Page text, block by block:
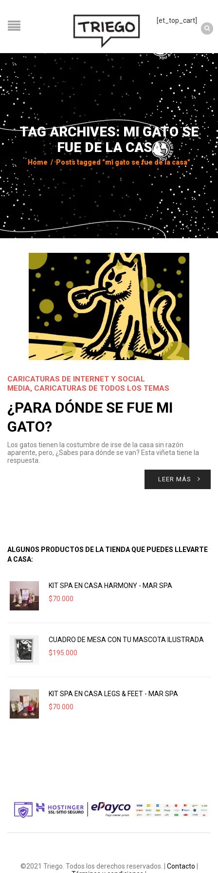
[et_top_cart]
TAG ARCHIVES: MI GATO SE
FUE DE LA CASA
Home / Posts tagged "mi gato se fue de la casa"
CARICATURAS DE INTERNET Y SOCIAL
MEDIA, CARICATURAS DE TODOS LOS TEMAS
¿PARA DÓNDE SE FUE MI
GATO?
Los gatos tienen la costumbre de irse de la casa sin razón
aparente, pero, ¿Sabes para dónde se van? Esta viñeta tiene la
respuesta.
LEER MÁS
ALGUNOS PRODUCTOS DE LA TIENDA QUE PUEDES LLEVARTE
A CASA:
KIT SPA EN CASA HARMONY - MAR SPA
$70.000
CUADRO DE MESA CON TU MASCOTA ILUSTRADA
$195.000
KIT SPA EN CASA LEGS & FEET - MAR SPA
$70.000
©2021 Triego. Todos los derechos reservados. | Contacto